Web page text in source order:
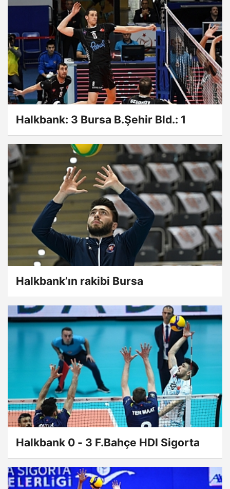
Halkbank: 3 Bursa B.Şehir Bld.: 1
Halkbank’ın rakibi Bursa
Halkbank 0 - 3 F.Bahçe HDI Sigorta